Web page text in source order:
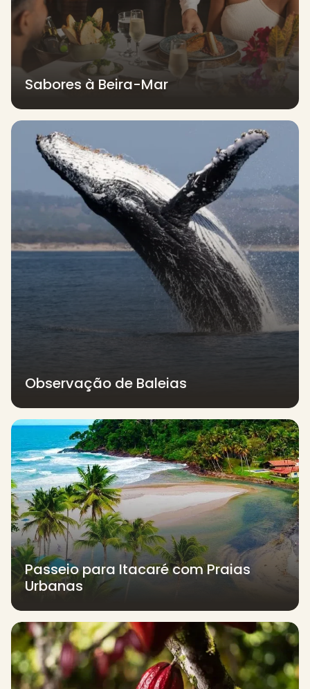
Sabores à Beira-Mar
Observação de Baleias
Passeio para Itacaré com Praias
Urbanas